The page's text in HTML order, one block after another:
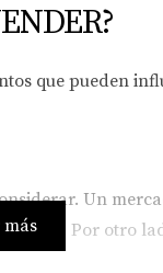
que pueden
Un
Por otro
más